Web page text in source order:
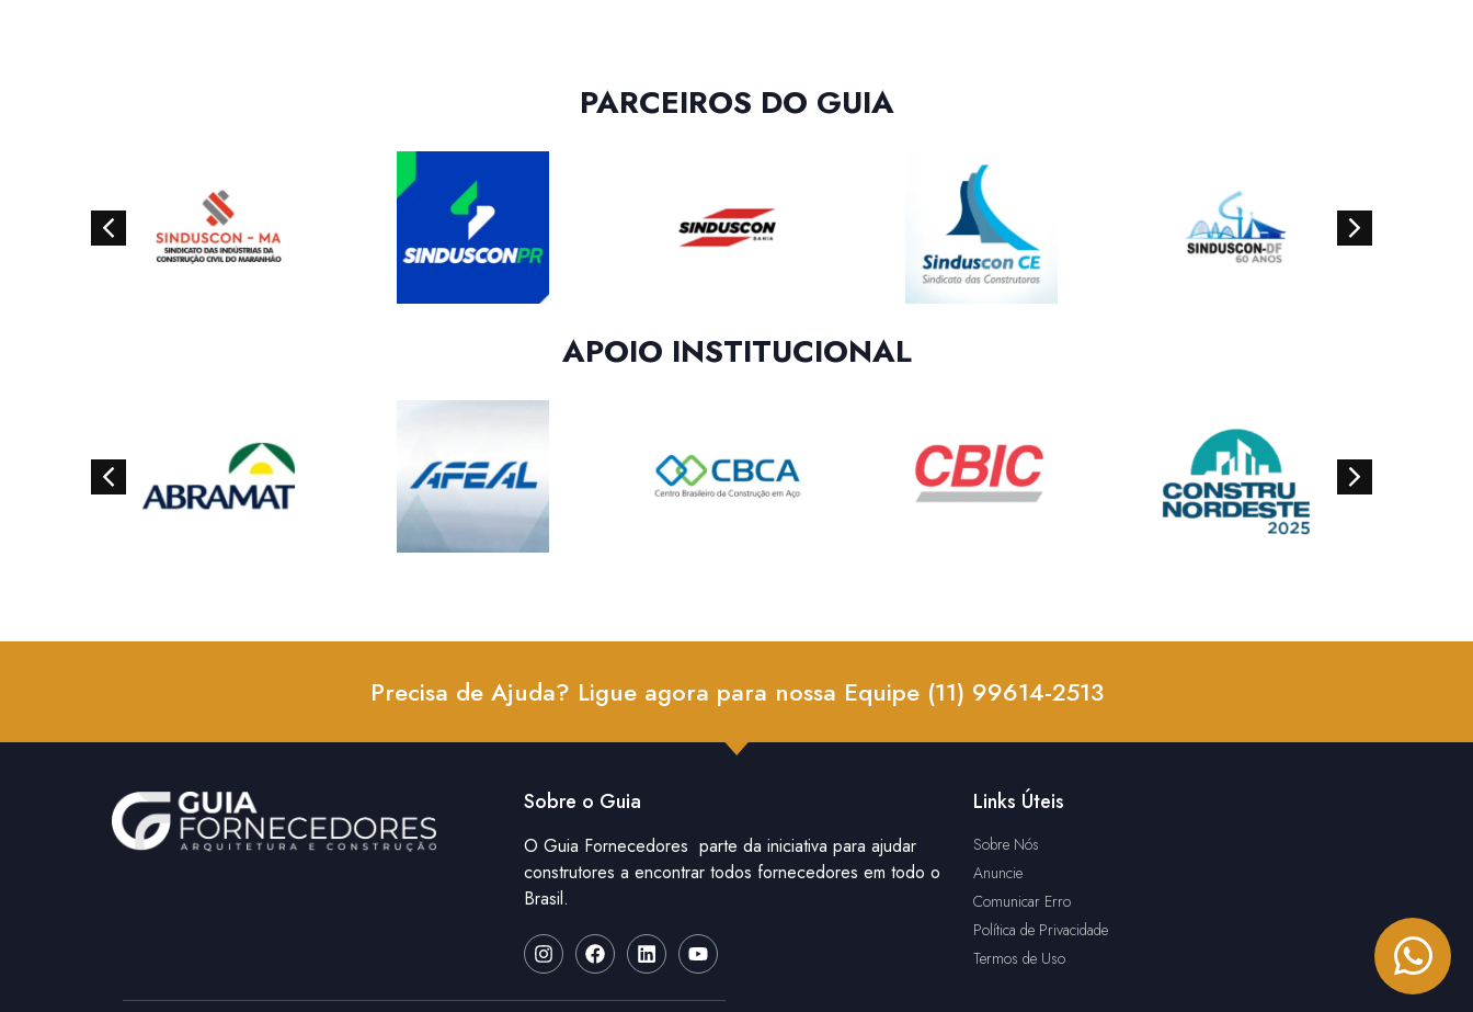
PARCEIROS DO GUIA
APOIO INSTITUCIONAL
Precisa de Ajuda? Ligue agora para nossa Equipe (11) 99614-2513
Sobre o Guia
O Guia Fornecedores parte da iniciativa para ajudar
construtores a encontrar todos fornecedores em todo o
Brasil.
Links Úteis
Sobre Nós
Anuncie
Comunicar Erro
Política de Privacidade
Termos de Uso